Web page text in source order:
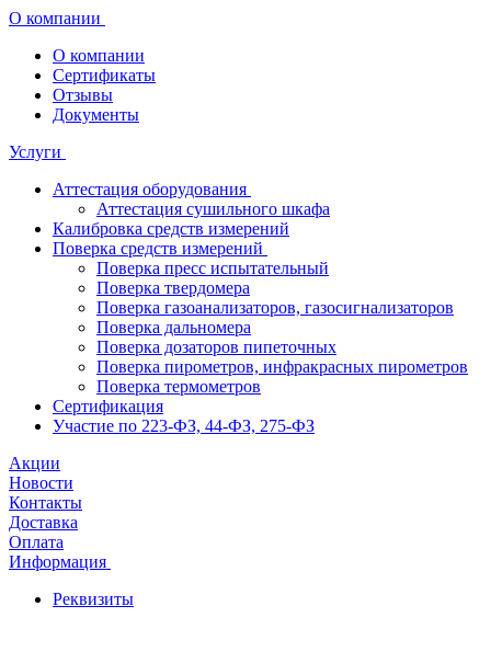
О компании
О компании
Сертификаты
Отзывы
Документы
Услуги
Аттестация оборудования
Аттестация сушильного шкафа
Калибровка средств измерений
Поверка средств измерений
Поверка пресс испытательный
Поверка твердомера
Поверка газоанализаторов, газосигнализаторов
Поверка дальномера
Поверка дозаторов пипеточных
Поверка пирометров, инфракрасных пирометров
Поверка термометров
Сертификация
Участие по 223-ФЗ, 44-ФЗ, 275-ФЗ
Акции
Новости
Контакты
Доставка
Оплата
Информация
Реквизиты